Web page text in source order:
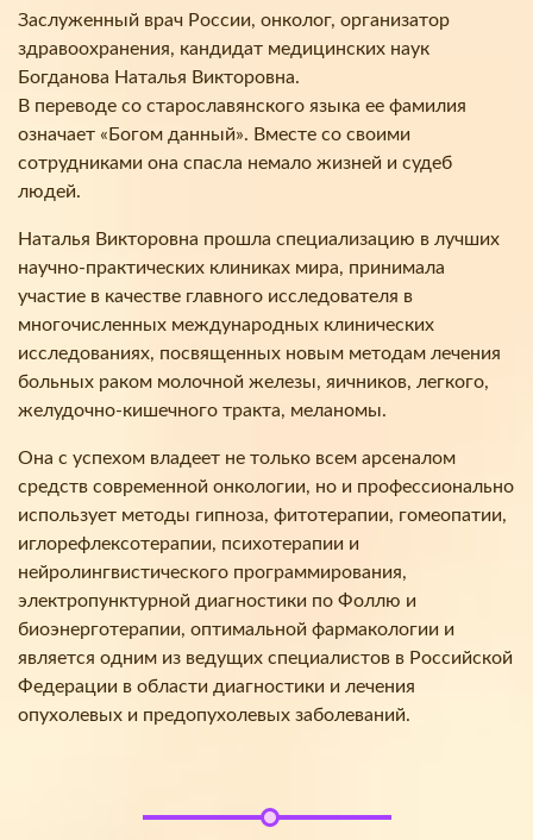
Заслуженный врач России, онколог, организатор
здравоохранения, кандидат медицинских наук
Богданова Наталья Викторовна.
В переводе со старославянского языка ее фамилия
означает «Богом данный». Вместе со своими
сотрудниками она спасла немало жизней и судеб
людей.
Наталья Викторовна прошла специализацию в лучших
научно-практических клиниках мира, принимала
участие в качестве главного исследователя в
многочисленных международных клинических
исследованиях, посвященных новым методам лечения
больных раком молочной железы, яичников, легкого,
желудочно-кишечного тракта, меланомы.
Она с успехом владеет не только всем арсеналом
средств современной онкологии, но и профессионально
использует методы гипноза, фитотерапии, гомеопатии,
иглорефлексотерапии, психотерапии и
нейролингвистического программирования,
электропунктурной диагностики по Фоллю и
биоэнерготерапии, оптимальной фармакологии и
является одним из ведущих специалистов в Российской
Федерации в области диагностики и лечения
опухолевых и предопухолевых заболеваний.